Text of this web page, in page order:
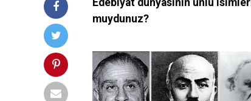
Edebiyat dünyasının ünlü
muydunuz?